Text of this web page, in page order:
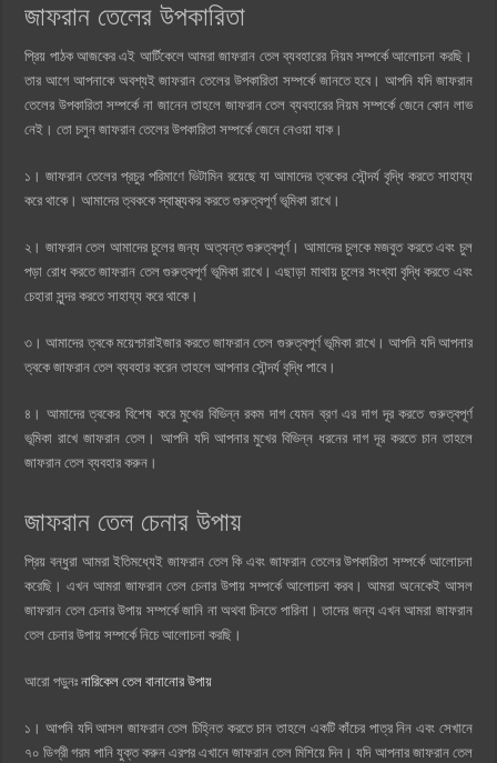
জাফরান তেলের উপকারিতা
প্রিয় পাঠক আজকের এই আর্টিকেলে আমরা জাফরান তেল ব্যবহারের নিয়ম সম্পর্কে আলোচনা করছি।
তার আগে আপনাকে অবশ্যই জাফরান তেলের উপকারিতা সম্পর্কে জানতে হবে। আপনি যদি জাফরান
তেলের উপকারিতা সম্পর্কে না জানেন তাহলে জাফরান তেল ব্যবহারের নিয়ম সম্পর্কে জেনে কোন লাভ
নেই। তো চলুন জাফরান তেলের উপকারিতা সম্পর্কে জেনে নেওয়া যাক।
১। জাফরান তেলের প্রচুর পরিমাণে ভিটামিন রয়েছে যা আমাদের ত্বকের সৌন্দর্য বৃদ্ধি করতে সাহায্য
করে থাকে। আমাদের ত্বককে স্বাস্থ্যকর করতে গুরুত্বপূর্ণ ভূমিকা রাখে।
২। জাফরান তেল আমাদের চুলের জন্য অত্যন্ত গুরুত্বপূর্ণ। আমাদের চুলকে মজবুত করতে এবং চুল
পড়া রোধ করতে জাফরান তেল গুরুত্বপূর্ণ ভূমিকা রাখে। এছাড়া মাথায় চুলের সংখ্যা বৃদ্ধি করতে এবং
চেহারা সুন্দর করতে সাহায্য করে থাকে।
৩। আমাদের ত্বকে ময়েশ্চারাইজার করতে জাফরান তেল গুরুত্বপূর্ণ ভূমিকা রাখে। আপনি যদি আপনার
ত্বকে জাফরান তেল ব্যবহার করেন তাহলে আপনার সৌন্দর্য বৃদ্ধি পাবে।
৪। আমাদের ত্বকের বিশেষ করে মুখের বিভিন্ন রকম দাগ যেমন ব্রণ এর দাগ দূর করতে গুরুত্বপূর্ণ
ভূমিকা রাখে জাফরান তেল। আপনি যদি আপনার মুখের বিভিন্ন ধরনের দাগ দূর করতে চান তাহলে
জাফরান তেল ব্যবহার করুন।
জাফরান তেল চেনার উপায়
প্রিয় বন্ধুরা আমরা ইতিমধ্যেই জাফরান তেল কি এবং জাফরান তেলের উপকারিতা সম্পর্কে আলোচনা
করেছি। এখন আমরা জাফরান তেল চেনার উপায় সম্পর্কে আলোচনা করব। আমরা অনেকেই আসল
জাফরান তেল চেনার উপায় সম্পর্কে জানি না অথবা চিনতে পারিনা। তাদের জন্য এখন আমরা জাফরান
তেল চেনার উপায় সম্পর্কে নিচে আলোচনা করছি।
আরো পড়ুনঃনারিকেল তেল বানানোর উপায়
১। আপনি যদি আসল জাফরান তেল চিহ্নিত করতে চান তাহলে একটি কাঁচের পাত্র নিন এবং সেখানে
৭০ ডিগ্রী গরম পানি যুক্ত করুন এরপর এখানে জাফরান তেল মিশিয়ে দিন। যদি আপনার জাফরান তেল